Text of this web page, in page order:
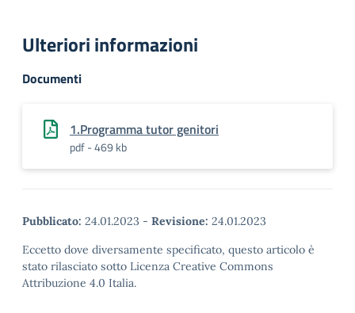
Ulteriori informazioni
Documenti
1.Programma tutor genitori
pdf - 469 kb
Pubblicato: 24.01.2023 - Revisione: 24.01.2023
Eccetto dove diversamente specificato, questo articolo è
stato rilasciato sotto Licenza Creative Commons
Attribuzione 4.0 Italia.